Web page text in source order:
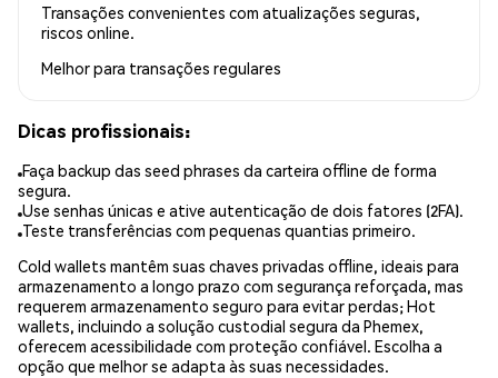
Transações convenientes com atualizações seguras,
riscos online.
Melhor para transações regulares
Dicas profissionais:
Faça backup das seed phrases da carteira offline de forma
segura.
Use senhas únicas e ative autenticação de dois fatores (2FA).
Teste transferências com pequenas quantias primeiro.
Cold wallets mantêm suas chaves privadas offline, ideais para
armazenamento a longo prazo com segurança reforçada, mas
requerem armazenamento seguro para evitar perdas; Hot
wallets, incluindo a solução custodial segura da Phemex,
oferecem acessibilidade com proteção confiável. Escolha a
opção que melhor se adapta às suas necessidades.